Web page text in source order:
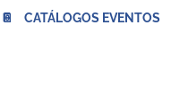
📔 CATÁLOGOS EVENTOS